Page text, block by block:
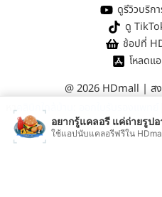
ดูรีวิวบริก
ดู
ช้อปที่
โหลดแ
@ 2026 HDmall | ส
หาคลินิกใกล้บ้าน
อยากรู้แคลอรี แค่ถ่ายรูปอ
ใช้แอปนับแคลอรีฟรีใน